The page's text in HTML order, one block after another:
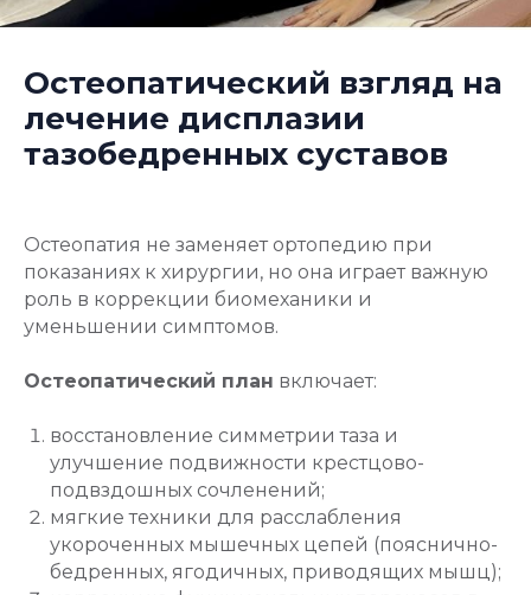
Остеопатический взгляд на
лечение дисплазии
тазобедренных суставов
Остеопатия не заменяет ортопедию при
показаниях к хирургии, но она играет важную
роль в коррекции биомеханики и
уменьшении симптомов.
Остеопатический план включает:
восстановление симметрии таза и
улучшение подвижности крестцово-
подвздошных сочленений;
мягкие техники для расслабления
укороченных мышечных цепей (пояснично-
бедренных, ягодичных, приводящих мышц);